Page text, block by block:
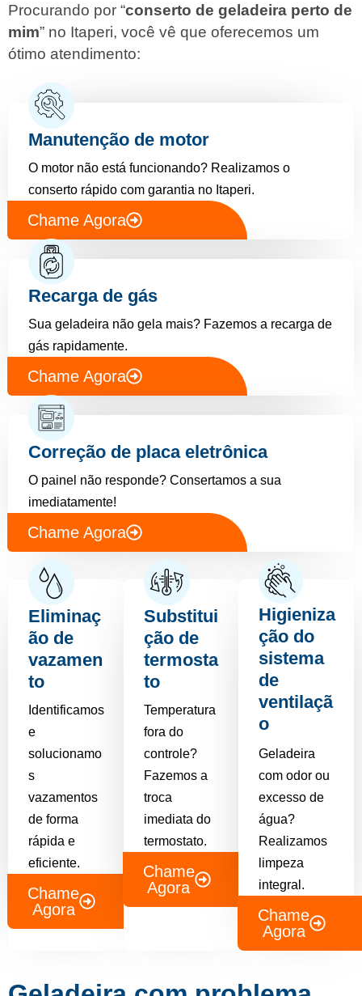
Procurando por “conserto de geladeira perto de
mim” no Itaperi, você vê que oferecemos um
ótimo atendimento:
Manutenção de motor
O motor não está funcionando? Realizamos o
conserto rápido com garantia no Itaperi.
Chame Agora
Recarga de gás
Sua geladeira não gela mais? Fazemos a recarga de
gás rapidamente.
Chame Agora
Correção de placa eletrônica
O painel não responde? Consertamos a sua
imediatamente!
Chame Agora
Eliminaç
ão de
vazamen
to
Identificamos
e
solucionamo
s
vazamentos
de forma
rápida e
eficiente.
Chame
Agora
Substitui
ção de
termosta
to
Temperatura
fora do
controle?
Fazemos a
troca
imediata do
termostato.
Chame
Agora
Higieniza
ção do
sistema
de
ventilaçã
o
Geladeira
com odor ou
excesso de
água?
Realizamos
limpeza
integral.
Chame
Agora